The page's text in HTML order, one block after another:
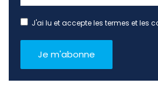
J'ai lu et accepte les termes et les